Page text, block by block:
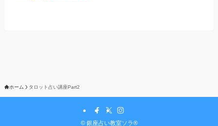
ホーム タロット占い講座Part2
©銀座占い教室ソラ®